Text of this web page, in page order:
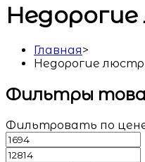
Главная>
Недорогие
Фильтры
Фильтровать по